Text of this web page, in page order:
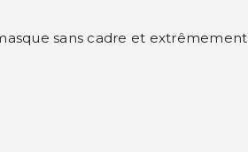
sans cadre et extrêmement